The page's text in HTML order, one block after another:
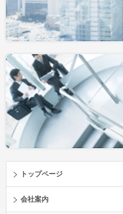
トップページ
会社案内